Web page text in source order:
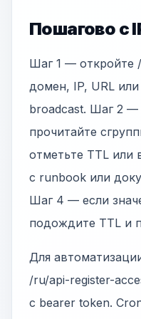
Пошагово с
Шаг 1 — откройте
домен, IP, URL
broadcast. Шаг 2 —
прочитайте
отметьте TTL или
с runbook или
Шаг 4 — если
подождите TTL и
Для
/ru/api-register-
с bearer token.